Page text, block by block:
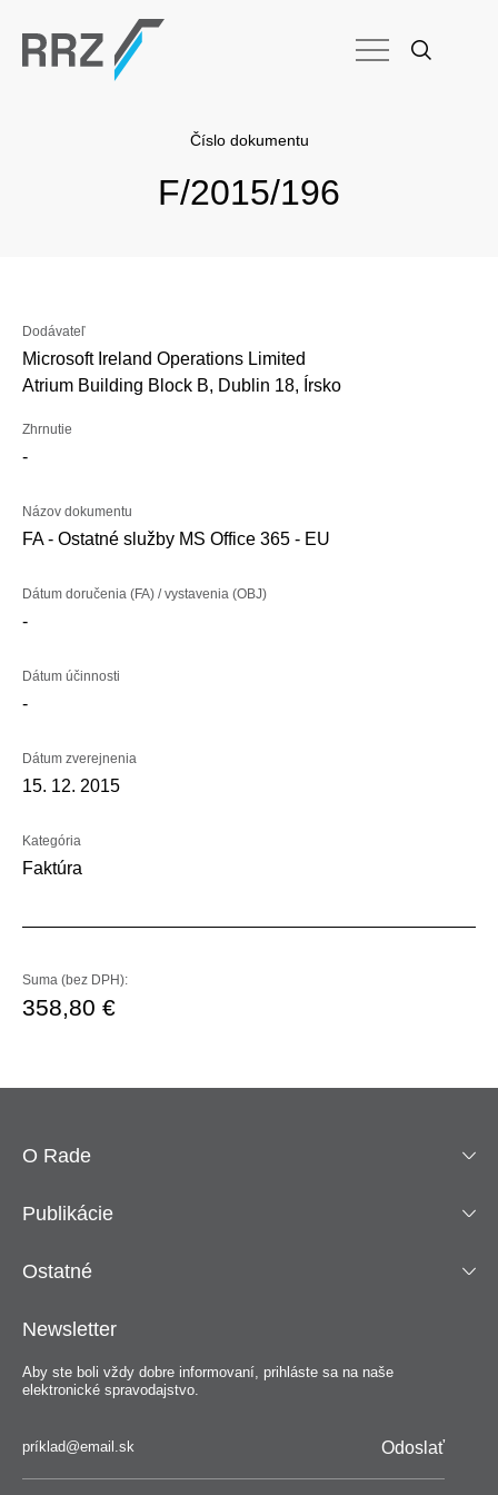
Číslo dokumentu
F/2015/196
Dodávateľ
Microsoft Ireland Operations Limited
Atrium Building Block B, Dublin 18, Írsko
Zhrnutie
-
Názov dokumentu
FA - Ostatné služby MS Office 365 - EU
Dátum doručenia (FA) / vystavenia (OBJ)
-
Dátum účinnosti
-
Dátum zverejnenia
15. 12. 2015
Kategória
Faktúra
Suma (bez DPH):
358,80 €
O Rade
Publikácie
Ostatné
Newsletter
Aby ste boli vždy dobre informovaní, prihláste sa na naše
elektronické spravodajstvo.
Odoslať